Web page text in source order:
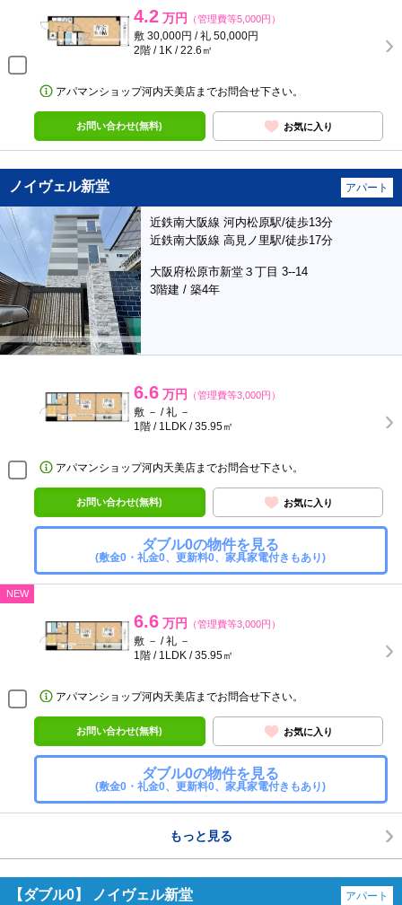
4.2 万円 （管理費等5,000円）
敷 30,000円 / 礼 50,000円
2階 / 1K / 22.6㎡
アパマンショップ河内天美店までお問合せ下さい。
お問い合わせ(無料) お気に入り
ノイヴェル新堂 アパート
近鉄南大阪線 河内松原駅/徒歩13分
近鉄南大阪線 高見ノ里駅/徒歩17分
大阪府松原市新堂３丁目 3--14
3階建 / 築4年
6.6 万円 （管理費等3,000円）
敷 － / 礼 －
1階 / 1LDK / 35.95㎡
アパマンショップ河内天美店までお問合せ下さい。
お問い合わせ(無料) お気に入り
ダブル0の物件を見る
(敷金0・礼金0、更新料0、家具家電付きもあり)
NEW
6.6 万円 （管理費等3,000円）
敷 － / 礼 －
1階 / 1LDK / 35.95㎡
アパマンショップ河内天美店までお問合せ下さい。
お問い合わせ(無料) お気に入り
ダブル0の物件を見る
(敷金0・礼金0、更新料0、家具家電付きもあり)
もっと見る
【ダブル0】 ノイヴェル新堂 アパート